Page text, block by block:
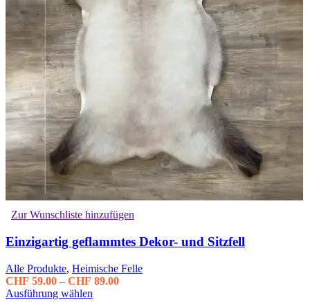
Zur Wunschliste hinzufügen
Einzigartig geflammtes Dekor- und Sitzfell
Alle Produkte, Heimische Felle
CHF 59.00 – CHF 89.00Preisspanne:
Ausführung wählen